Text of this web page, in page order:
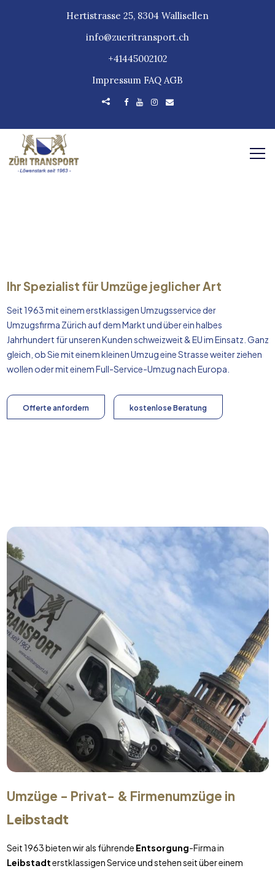
Hertistrasse 25, 8304 Wallisellen
info@zueritransport.ch
+41445002102
Impressum FAQ AGB
Ihr Spezialist für Umzüge jeglicher Art
Seit 1963 mit einem erstklassigen Umzugsservice der
Umzugsfirma Zürich auf dem Markt und über ein halbes
Jahrhundert für unseren Kunden schweizweit & EU im Einsatz. Ganz
gleich, ob Sie mit einem kleinen Umzug eine Strasse weiter ziehen
wollen oder mit einem Full-Service-Umzug nachEuropa
Offerte anfordern kostenlose Beratung
Umzüge - Privat- & Firmenumzüge in
Leibstadt
Seit 1963 bieten wir als führende Entsorgung-Firma in
Leibstadterstklassigen Service und stehen seit über einem